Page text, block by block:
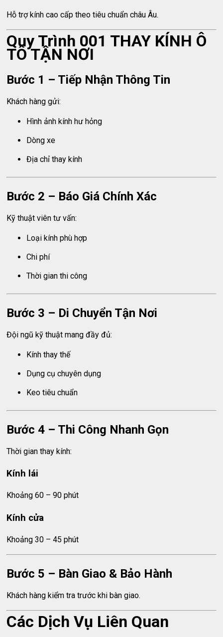
Hỗ trợ kính cao cấp theo tiêu chuẩn châu Âu.
Quy Trình 001 THAY KÍNH Ô
TÔ TẬN NƠI
Bước 1 – Tiếp Nhận Thông Tin
Khách hàng gửi:
Hình ảnh kính hư hỏng
Dòng xe
Địa chỉ thay kính
Bước 2 – Báo Giá Chính Xác
Kỹ thuật viên tư vấn:
Loại kính phù hợp
Chi phí
Thời gian thi công
Bước 3 – Di Chuyển Tận Nơi
Đội ngũ kỹ thuật mang đầy đủ:
Kính thay thế
Dụng cụ chuyên dụng
Keo tiêu chuẩn
Bước 4 – Thi Công Nhanh Gọn
Thời gian thay kính:
Kính lái
Khoảng 60 – 90 phút
Kính cửa
Khoảng 30 – 45 phút
Bước 5 – Bàn Giao & Bảo Hành
Khách hàng kiểm tra trước khi bàn giao.
Các Dịch Vụ Liên Quan